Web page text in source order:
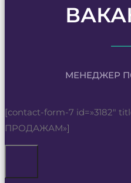
МЕНЕДЖЕР
[contact-form-7 id=»3182″
ПРОДАЖАМ»]